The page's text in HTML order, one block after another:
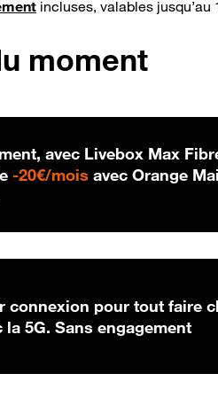
incluses, valables jusqu’au
moment
avec Livebox Max
-20€/mois 20 € par mois
avec Orange
connexion pour tout faire
la 5G. Sans engagement